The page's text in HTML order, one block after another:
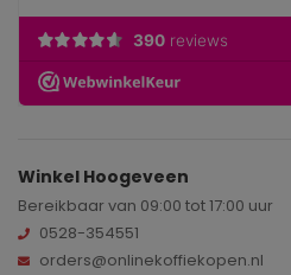
Winkel Hoogeveen
Bereikbaar van 09:00 tot 17:00 uur
0528-354551
orders@onlinekoffiekopen.nl